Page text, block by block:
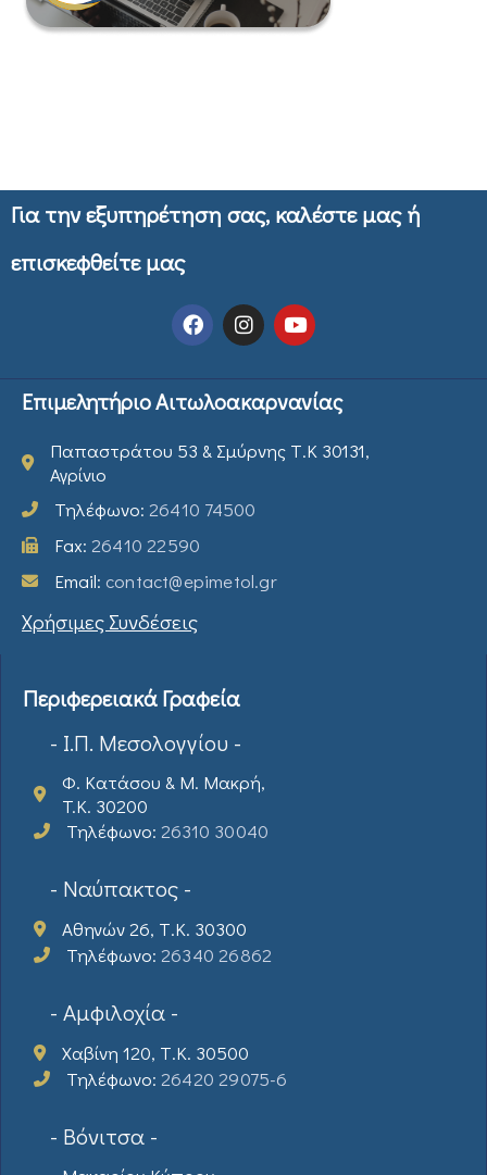
Για την εξυπηρέτηση σας, καλέστε μας ή
επισκεφθείτε μας
Επιμελητήριο Αιτωλοακαρνανίας
Παπαστράτου 53 & Σμύρνης Τ.Κ 30131,
Αγρίνιο
Τηλέφωνο: 26410 74500
Fax: 26410 22590
Email: contact@epimetol.gr
Χρήσιμες Συνδέσεις
Περιφερειακά Γραφεία
- Ι.Π. Μεσολογγίου -
Φ. Κατάσου & Μ. Μακρή,
T.K. 30200
Τηλέφωνο: 26310 30040
- Ναύπακτος -
Αθηνών 26, Τ.Κ. 30300
Τηλέφωνο: 26340 26862
- Αμφιλοχία -
Χαβίνη 120, Τ.Κ. 30500
Τηλέφωνο: 26420 29075-6
- Βόνιτσα -